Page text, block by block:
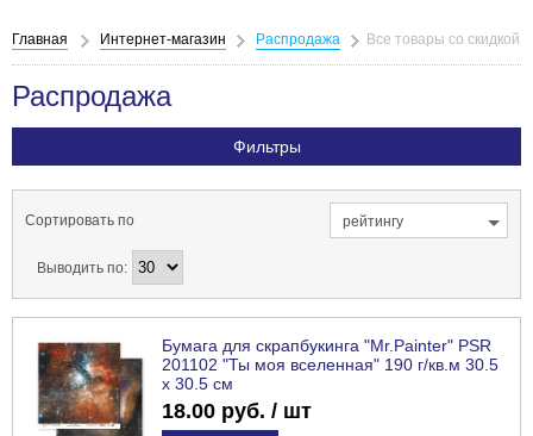
Главная Интернет-магазин Распродажа Все товары со скидкой
Распродажа
Фильтры
Сортировать по рейтингу
Выводить по:
Бумага для скрапбукинга "Mr.Painter" PSR
201102 "Ты моя вселенная" 190 г/кв.м 30.5
x 30.5 см
18.00 руб. / шт